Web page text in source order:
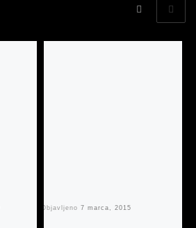
Objavljeno 7 marca, 2015